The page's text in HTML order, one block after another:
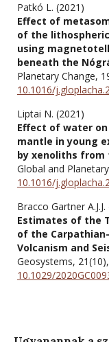
Patkó L. (2021)
Effect of
of the
using
beneath the
Planetary Change,
10.1016/
Liptai N. (2021)
Effect of water
mantle in young
by xenoliths from
Global and
10.1016/
Bracco Gartner
Estimates of the
of the
Volcanism and
Geosystems, 21(10),
10.1029/